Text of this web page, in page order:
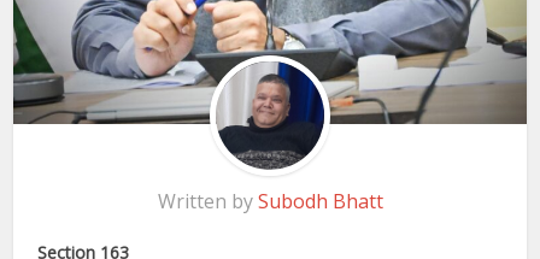
Written bySubodh Bhatt
Section 163